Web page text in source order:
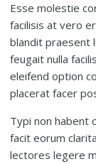
Esse molestie
facilisis at vero
blandit praesent
feugait nulla
eleifend option
placerat facer
Typi non habent
facit eorum
lectores legere